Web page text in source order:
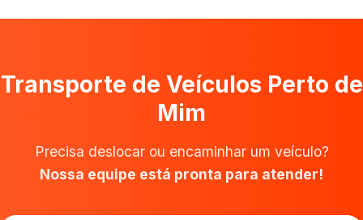
Transporte de Veículos Perto de
Mim
Precisa deslocar ou encaminhar um veículo?
Nossa equipe está pronta para atender!